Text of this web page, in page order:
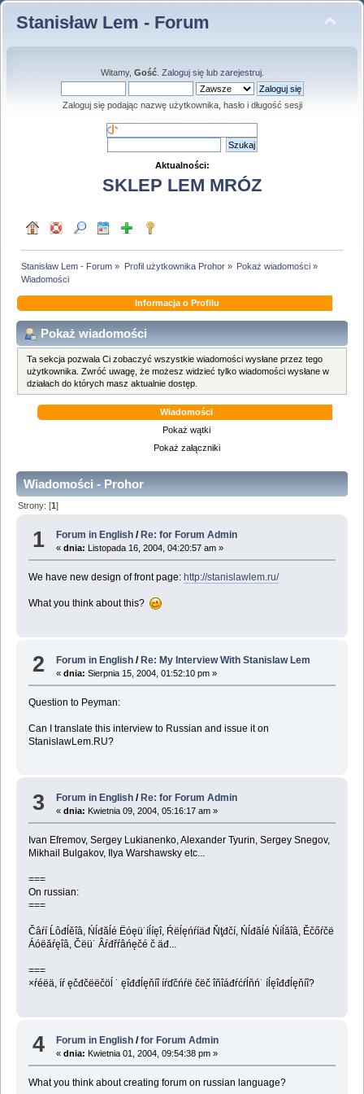
Stanisław Lem - Forum
Witamy, Gość. Zaloguj sięlub zarejestruj.
Zaloguj się podając nazwę użytkownika, hasło i długość sesji
Aktualności:
SKLEP LEM MRÓZ
Stanisław Lem - Forum » Profil użytkownika Prohor» Pokaż wiadomości»
Wiadomości
Informacja o Profilu
Pokaż wiadomości
Ta sekcja pozwala Ci zobaczyć wszystkie wiadomości wysłane przez tego
użytkownika. Zwróć uwagę, że możesz widzieć tylko wiadomości wysłane w
działach do których masz aktualnie dostęp.
Wiadomości
Pokaż wątki
Pokaż załączniki
Wiadomości - Prohor
Strony: [1]
1 Forum in English / Re: for Forum Admin
«dnia: Listopada 16, 2004, 04:20:57 am »
We have new design of front page: http://stanislawlem.ru/
What you think about this?
2 Forum in English /Re: My Interview With Stanislaw Lem
«dnia: Sierpnia 15, 2004, 01:52:10 pm »
Question to Peyman:
Can I translate this interview to Russian and issue it on
StanislawLem.RU?
3 Forum in English / Re: for Forum Admin
«dnia: Kwietnia 09, 2004, 05:16:17 am »
Ivan Efremov, Sergey Lukianenko, Alexander Tyurin, Sergey Snegov,
Mikhail Bulgakov, Ilya Warshawsky etc...
===
On russian:
===
Čâŕí Ĺôđĺěîâ, Ńĺđăĺé Ëóęü˙íĺíęî, Ŕëĺęńŕíäđ Ňţđčí, Ńĺđăĺé Ńíĺăîâ, Ěčőŕčë
Áóëăŕęîâ, Čëü˙ Âŕđřŕâńęčé č äđ...
===
×ŕéëä, íŕ ęčđčëëčöĺ ˙ ęîđđĺęňíî íŕďčńŕë čëč îňîáđŕćŕĺňń˙ íĺęîđđĺęňíî?
4 Forum in English /for Forum Admin
«dnia: Kwietnia 01, 2004, 09:54:38 pm »
What you think about creating forum on russian language?